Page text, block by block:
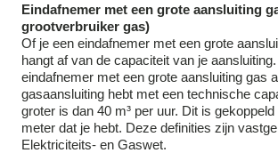
Eindafnemer met een grote aansluiting
grootverbruiker gas)
Of je een eindafnemer met een grote
hangt af van de capaciteit van je
eindafnemer met een grote aansluiting gas
gasaansluiting hebt met een technische
groter is dan 40 m³ per uur. Dit is
meter dat je hebt. Deze definities zijn
Elektriciteits- en Gaswet.